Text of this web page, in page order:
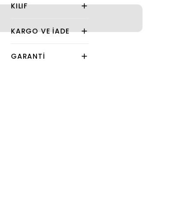
KILIF
KARGO VE İADE
GARANTI